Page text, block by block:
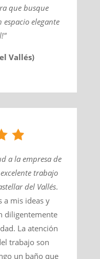
que busque
elegante
Vallés)
a la empresa de
trabajo
del Vallés​.
a mis ideas y
diligentemente
La atención
trabajo son
un baño que